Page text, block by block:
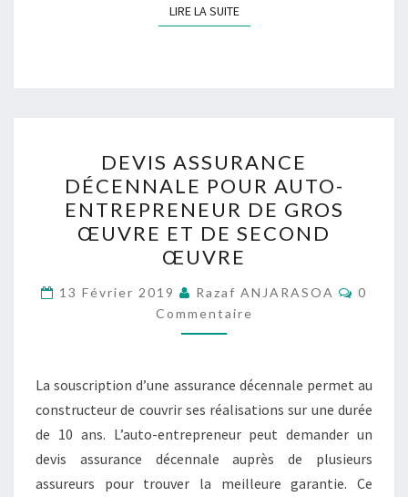
LIRE LA SUITELIRE LA SUITE
ASSURANCE
DÉCENNALE
POUR
AUTO-
ENTREPRENEUR
DE
GROS
ŒUVRE
DE
SECOND
ŒUVRE
DEVIS ASSURANCE
DÉCENNALE POUR AUTO-
ENTREPRENEUR DE GROS
ŒUVRE ET DE SECOND
ŒUVRE
13 Février 2019 Razaf ANJARASOA
0
Commentaire
La souscription d’une assurance décennale permet au
constructeur de couvrir ses réalisations sur une durée
de 10 ans. L’auto-entrepreneur peut demander un
devis assurance décennale auprès de plusieurs
assureurs pour trouver la meilleure garantie. Ce